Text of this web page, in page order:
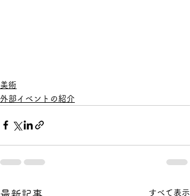
美術
外部イベントの紹介
すべて表示